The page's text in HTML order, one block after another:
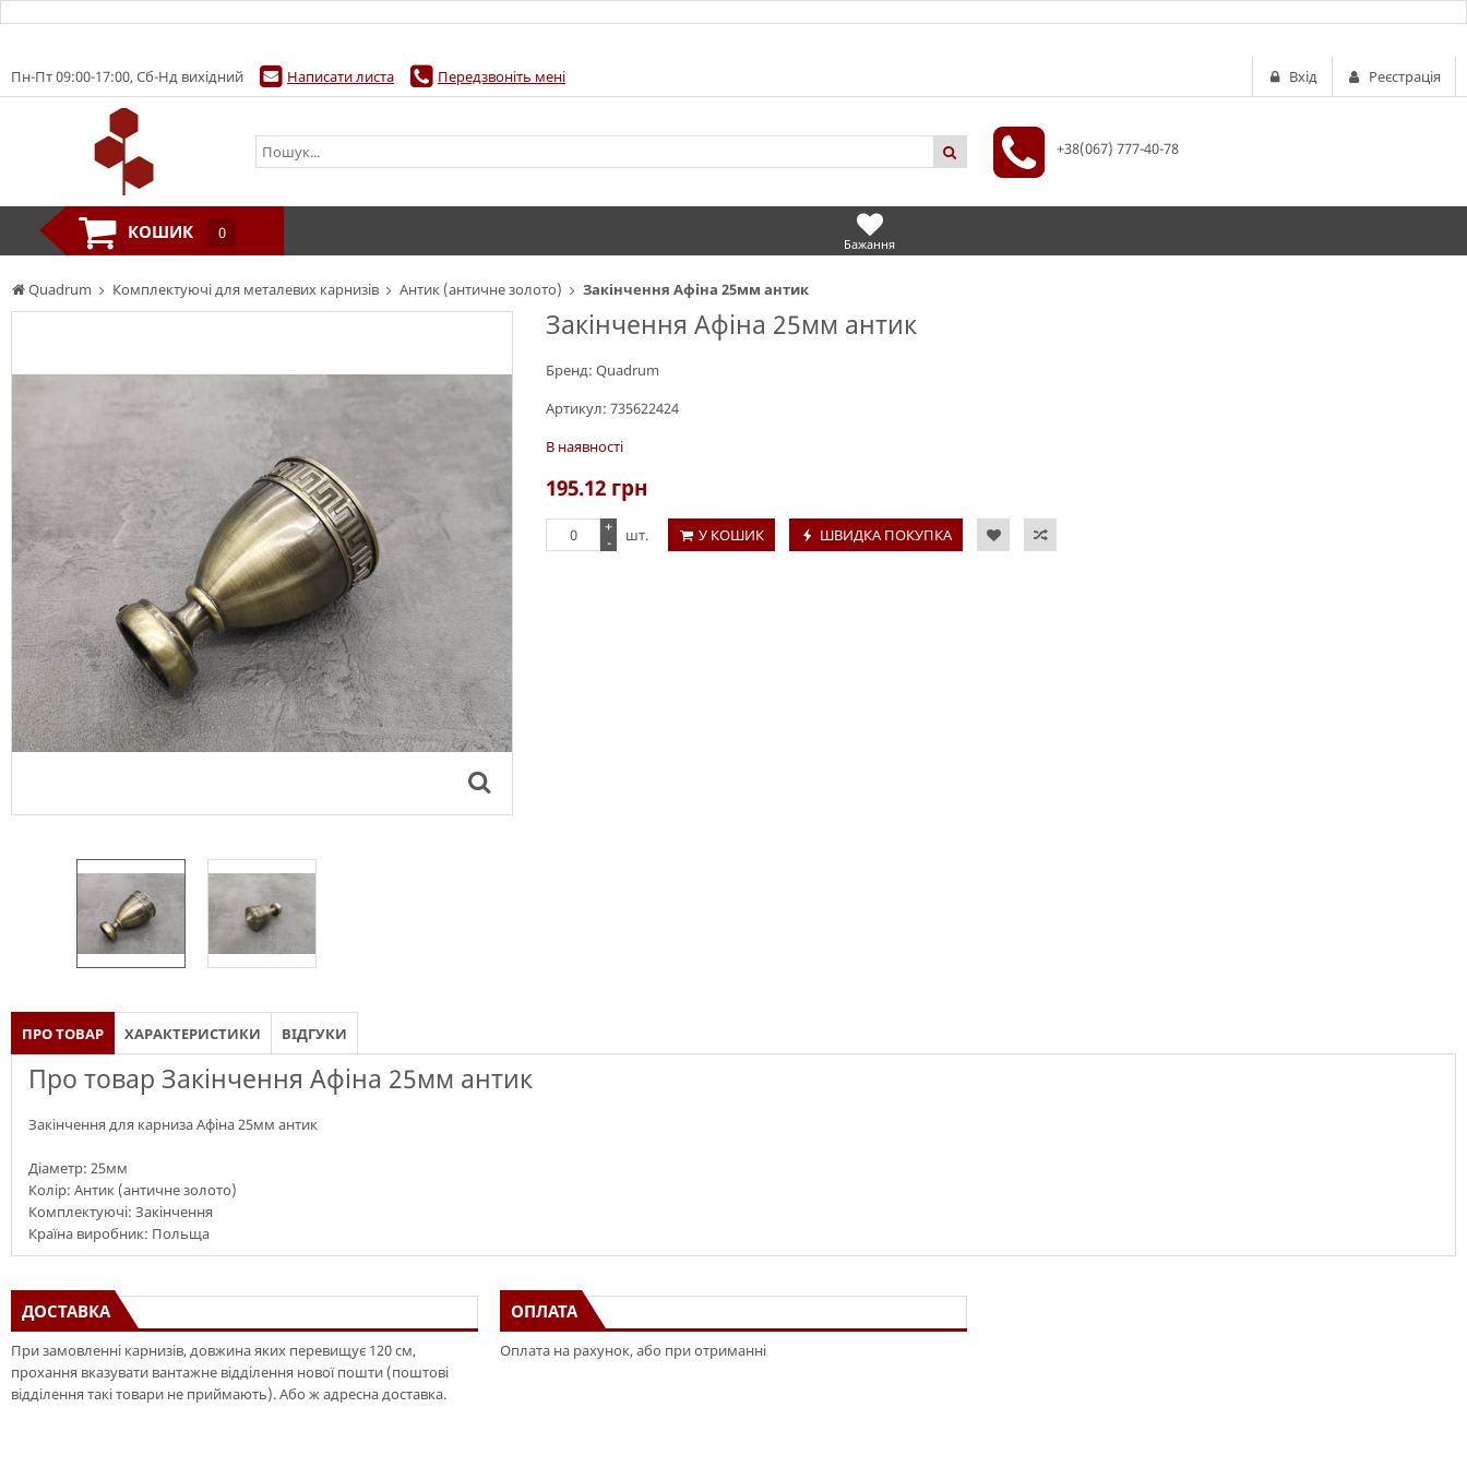
Quadrum Комплектуючі для металевих карнизів Антик (античне золото) Закінчення Афіна 25мм антик
Закінчення Афіна 25мм антик
Бренд: Quadrum
Артикул: 735622424
В наявності
195.12 грн
+
-
шт. У КОШИК ШВИДКА ПОКУПКА
ПРО ТОВАР ХАРАКТЕРИСТИКИ ВІДГУКИ
Про товар Закінчення Афіна 25мм антик
Закінчення для карниза Афіна 25мм антик
Діаметр: 25мм
Колір: Антик (античне золото)
Комплектуючі: Закінчення
Країна виробник: Польща
ДОСТАВКА
При замовленні карнизів, довжина яких перевищує 120 см,
прохання вказувати вантажне відділення нової пошти (поштові
відділення такі товари не приймають). Або ж адресна доставка.
ОПЛАТА
Оплата на рахунок, або при отриманні
Пн-Пт 09:00-17:00, Сб-Нд вихідний Написати листа Передзвоніть мені Вхід Реєстрація
+38(067) 777-40-78
КОШИК 0
Бажання